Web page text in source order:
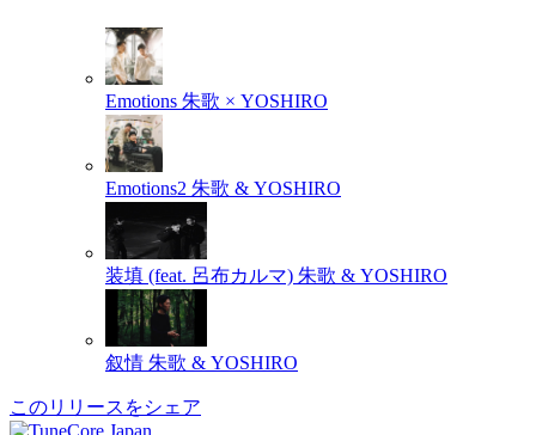
Emotions 朱歌 × YOSHIRO
Emotions2 朱歌 & YOSHIRO
装填 (feat. 呂布カルマ) 朱歌 & YOSHIRO
叙情 朱歌 & YOSHIRO
このリリースをシェア